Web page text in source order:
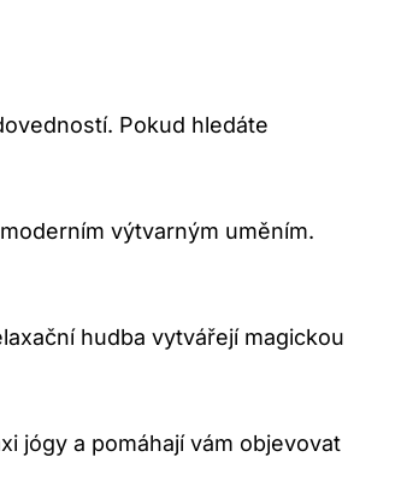
Pokud hledáte
výtvarným uměním.
hudba vytvářejí magickou
jógy a pomáhají vám objevovat